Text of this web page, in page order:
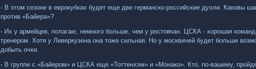
- В этом сезоне в еврокубках будет еще две германско-российские дуэли. Каковы
против «Байера»?
- Их у армейцев, полагаю, немного больше, чем у ростовчан. ЦСКА - хорошая
тренером. Хотя у Леверкузена она тоже сильная. Но у москвичей будет больше
добыть очки.
- В группе с «Байером» и ЦСКА еще «Тоттенхэм» и «Монако». Кто, по-вашему,